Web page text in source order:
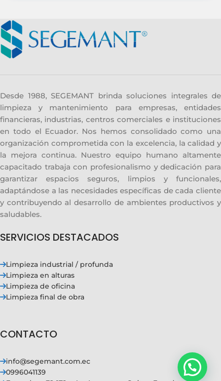
Desde 1988, SEGEMANT brinda soluciones integrales de
limpieza y mantenimiento para empresas, entidades
financieras, industrias, centros comerciales e instituciones
en todo el Ecuador. Nos hemos consolidado como una
organización comprometida con la excelencia, la calidad y
la mejora continua. Nuestro equipo humano altamente
capacitado trabaja con profesionalismo y dedicación para
garantizar espacios seguros, limpios y funcionales,
adaptándose a las necesidades específicas de cada cliente
y contribuyendo al desarrollo de ambientes productivos y
saludables.
SERVICIOS DESTACADOS
Limpieza industrial / profunda
Limpieza en alturas
Limpieza de oficina
Limpieza final de obra
CONTACTO
info@segemant.com.ec
0996041139